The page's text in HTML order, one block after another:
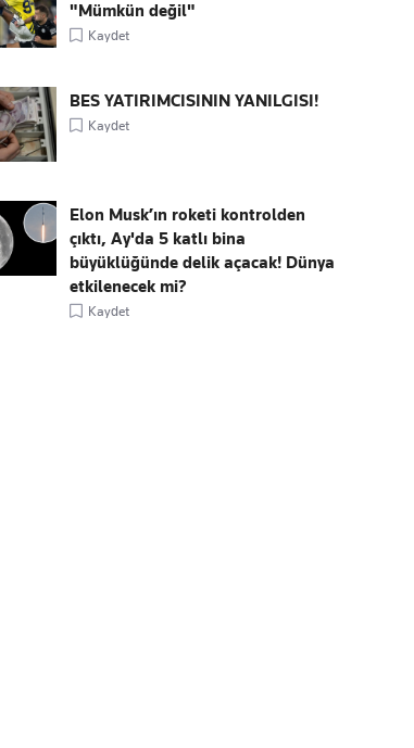
"Mümkün değil"
Kaydet
BES YATIRIMCISININ YANILGISI!
Kaydet
Elon Musk’ın roketi kontrolden
çıktı, Ay'da 5 katlı bina
büyüklüğünde delik açacak! Dünya
etkilenecek mi?
Kaydet